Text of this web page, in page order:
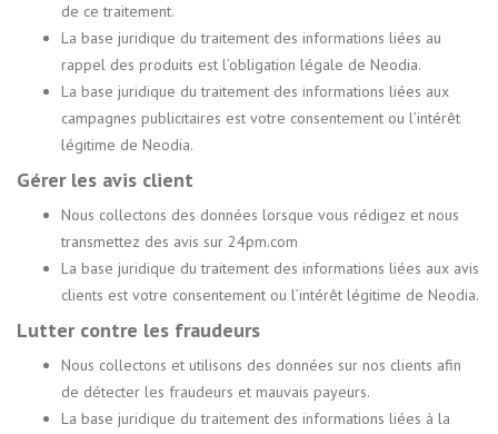
de ce traitement.
La base juridique du traitement des informations liées au
rappel des produits est l’obligation légale de Neodia.
La base juridique du traitement des informations liées aux
campagnes publicitaires est votre consentement ou l’intérêt
légitime de Neodia.
Gérer les avis client
Nous collectons des données lorsque vous rédigez et nous
transmettez des avis sur 24pm.com
La base juridique du traitement des informations liées aux avis
clients est votre consentement ou l’intérêt légitime de Neodia.
Lutter contre les fraudeurs
Nous collectons et utilisons des données sur nos clients afin
de détecter les fraudeurs et mauvais payeurs.
La base juridique du traitement des informations liées à la